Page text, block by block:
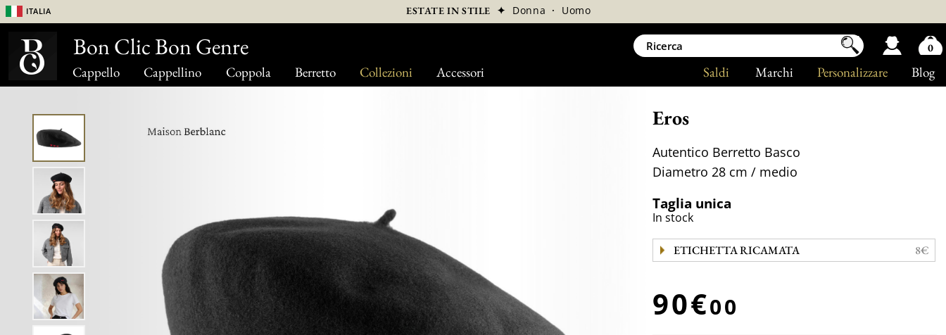
Cappello Cappellino Coppola Berretto Collezioni Accessori Blog
Personalizzare
Marchi
Saldi
Italia ESTATE IN STILE ✦ Donna · Uomo
Eros
Autentico Berretto Basco
Diametro 28 cm / medio
Taglia unica
In stock
ETICHETTA RICAMATA 8€
90€00
Bon Clic Bon Genre 0